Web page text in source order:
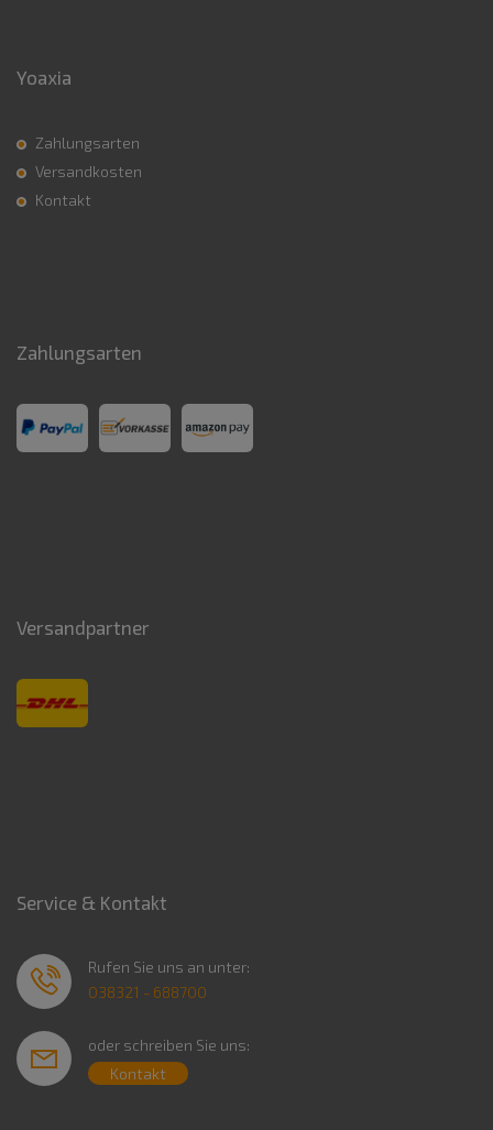
Yoaxia
Zahlungsarten
Versandkosten
Kontakt
Zahlungsarten
Versandpartner
Service & Kontakt
Rufen Sie uns an unter:
038321 - 688700
oder schreiben Sie uns:
Kontakt